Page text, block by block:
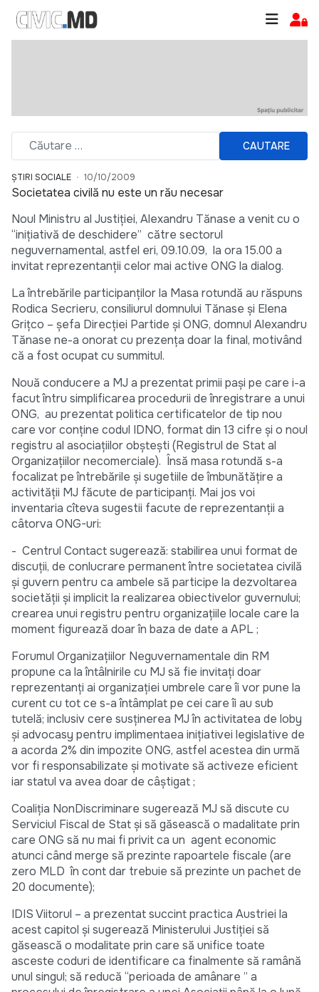
CAUTARE
ȘTIRI SOCIALE 10/10/2009
Societatea civilă nu este un rău necesar
Noul Ministru al Justiţiei, Alexandru Tănase a venit cu o
“iniţiativă de deschidere” către sectorul
neguvernamental, astfel eri, 09.10.09, la ora 15.00 a
invitat reprezentanţii celor mai active ONG la dialog.
La întrebările participanţilor la Masa rotundă au răspuns
Rodica Secrieru, consiliurul domnului Tănase şi Elena
Griţco – şefa Direcţiei Partide şi ONG, domnul Alexandru
Tănase ne-a onorat cu prezenţa doar la final, motivând
că a fost ocupat cu summitul.
Nouă conducere a MJ a prezentat primii paşi pe care i-a
facut întru simplificarea procedurii de înregistrare a unui
ONG, au prezentat politica certificatelor de tip nou
care vor conţine codul IDNO, format din 13 cifre şi o noul
registru al asociaţiilor obşteşti (Registrul de Stat al
Organizaţiilor necomerciale). Însă masa rotundă s-a
focalizat pe întrebările şi sugetiile de îmbunătăţire a
activităţii MJ făcute de participanţi. Mai jos voi
inventaria cîteva sugestii facute de reprezentanţii a
câtorva ONG-uri:
- Centrul Contact sugerează: stabilirea unui format de
discuţii, de conlucrare permanent între societatea civilă
şi guvern pentru ca ambele să participe la dezvoltarea
societăţii şi implicit la realizarea obiectivelor guvernului;
crearea unui registru pentru organizaţiile locale care la
moment figurează doar în baza de date a APL ;
Forumul Organizaţiilor Neguvernamentale din RM
propune ca la întâlnirile cu MJ să fie invitaţi doar
reprezentanţi ai organizaţiei umbrele care îi vor pune la
curent cu tot ce s-a întâmplat pe cei care îi au sub
tutelă; inclusiv cere susţinerea MJ în activitatea de loby
şi advocasy pentru implimentaea iniţiativei legislative de
a acorda 2% din impozite ONG, astfel acestea din urmă
vor fi responsabilizate şi motivate să activeze eficient
iar statul va avea doar de câştigat ;
Coaliţia NonDiscriminare sugerează MJ să discute cu
Serviciul Fiscal de Stat şi să găsească o madalitate prin
care ONG să nu mai fi privit ca un agent economic
atunci când merge să prezinte rapoartele fiscale (are
zero MLD în cont dar trebuie să prezinte un pachet de
20 documente);
IDIS Viitorul – a prezentat succint practica Austriei la
acest capitol şi sugerează Ministerului Justiţiei să
găsească o modalitate prin care să unifice toate
asceste coduri de identificare ca finalmente să ramână
unul singul; să reducă “perioada de amânare ” a